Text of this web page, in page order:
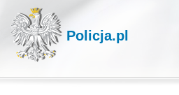
Policja.pl